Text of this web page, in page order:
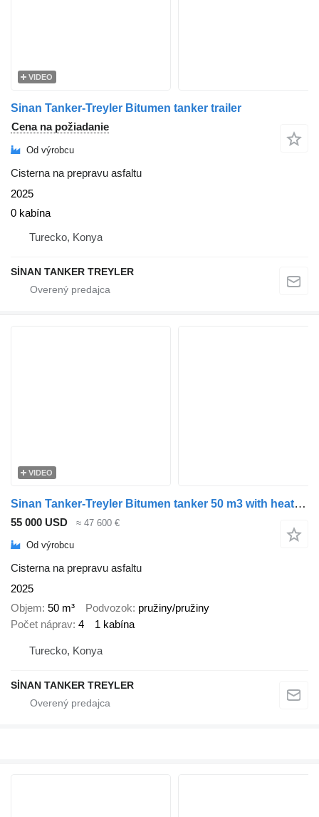
VIDEO
Sinan Tanker-Treyler Bitumen tanker trailer
Cena na požiadanie
Od výrobcu
Cisterna na prepravu asfaltu
2025
0 kabína
Turecko, Konya
SİNAN TANKER TREYLER
VIDEO
Sinan Tanker-Treyler Bitumen tanker 50 m3 with heating system
55 000 USD ≈ 47 600 €
Od výrobcu
Cisterna na prepravu asfaltu
2025
Objem 50 m³ Podvozok pružiny/pružiny
Počet náprav 4 1 kabína
Turecko, Konya
SİNAN TANKER TREYLER